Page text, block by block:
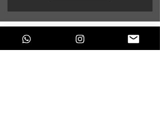
Horario y ubicación